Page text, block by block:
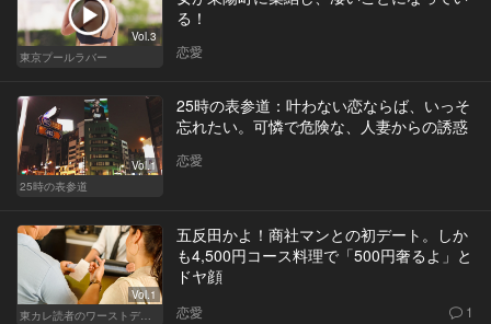
Vol.3
東京プールラバー
る！
恋愛
Vol.1
25時の表参道
25時の表参道：叶わない恋ならば、いっそ
忘れたい。可憐で危険な、人妻からの誘惑
恋愛
Vol.1
東カレ読者のワーストデート
五反田かよ！商社マンとの初デート。しか
も4,500円コース料理で「500円奢るよ」と
ドヤ顔
恋愛 1